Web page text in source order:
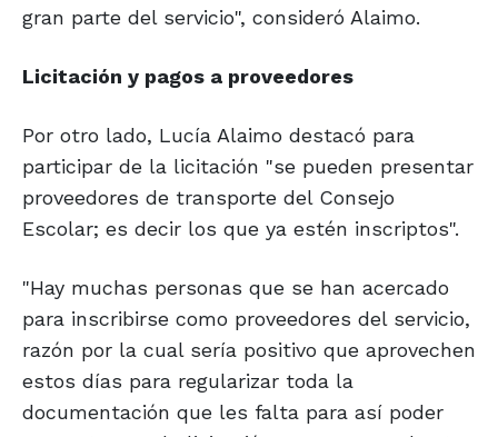
gran parte del servicio", consideró Alaimo.
Licitación y pagos a proveedores
Por otro lado, Lucía Alaimo destacó para
participar de la licitación "se pueden presentar
proveedores de transporte del Consejo
Escolar; es decir los que ya estén inscriptos".
"Hay muchas personas que se han acercado
para inscribirse como proveedores del servicio,
razón por la cual sería positivo que aprovechen
estos días para regularizar toda la
documentación que les falta para así poder